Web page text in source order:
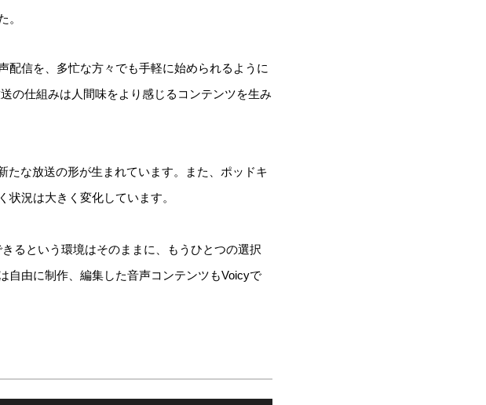
。
配信を、多忙な方々でも手軽に始められるように
の仕組みは人間味をより感じるコンテンツを生み
たな放送の形が生まれています。また、ポッドキ
況は大きく変化しています。
るという環境はそのままに、もうひとつの選択
自由に制作、編集した音声コンテンツもVoicyで